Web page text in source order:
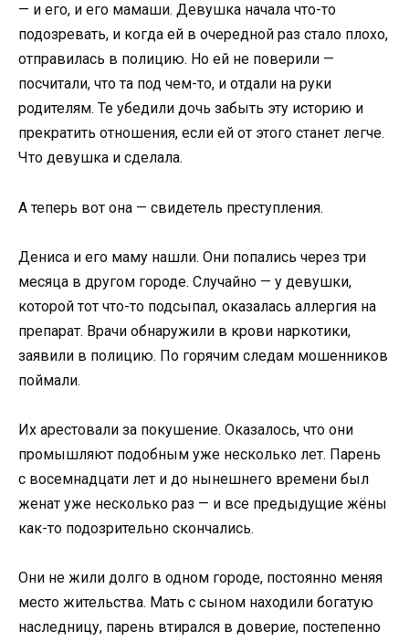
— и его, и его мамаши. Девушка начала что-то
подозревать, и когда ей в очередной раз стало плохо,
отправилась в полицию. Но ей не поверили —
посчитали, что та под чем-то, и отдали на руки
родителям. Те убедили дочь забыть эту историю и
прекратить отношения, если ей от этого станет легче.
Что девушка и сделала.
А теперь вот она — свидетель преступления.
Дениса и его маму нашли. Они попались через три
месяца в другом городе. Случайно — у девушки,
которой тот что-то подсыпал, оказалась аллергия на
препарат. Врачи обнаружили в крови наркотики,
заявили в полицию. По горячим следам мошенников
поймали.
Их арестовали за покушение. Оказалось, что они
промышляют подобным уже несколько лет. Парень
с восемнадцати лет и до нынешнего времени был
женат уже несколько раз — и все предыдущие жёны
как-то подозрительно скончались.
Они не жили долго в одном городе, постоянно меняя
место жительства. Мать с сыном находили богатую
наследницу, парень втирался в доверие, постепенно